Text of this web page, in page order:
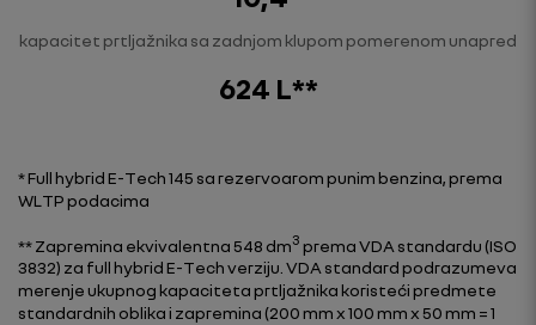
kapacitet prtljažnika sa zadnjom klupom pomerenom unapred
624 L**
* Full hybrid E-Tech 145 sa rezervoarom punim benzina, prema
WLTP podacima
** Zapremina ekvivalentna 548 dm3 prema VDA standardu (ISO
3832) za full hybrid E-Tech verziju. VDA standard podrazumeva
merenje ukupnog kapaciteta prtljažnika koristeći predmete
standardnih oblika i zapremina (200 mm x 100 mm x 50 mm = 1